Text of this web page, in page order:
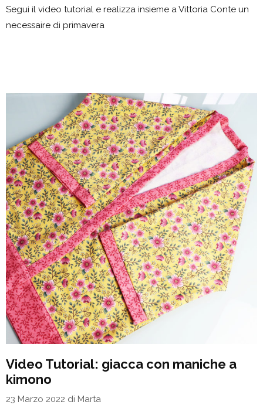
Segui il video tutorial e realizza insieme a Vittoria Conte un
necessaire di primavera
Video Tutorial: giacca con maniche a
kimono
23 Marzo 2022 di Marta